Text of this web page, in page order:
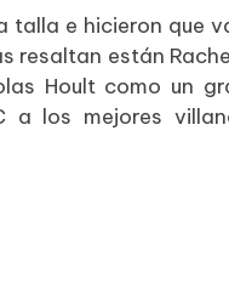
talla e hicieron que
resaltan están
Hoult como un
a los mejores